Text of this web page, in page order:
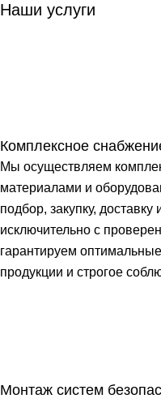
Наши услуги
Комплексное
Мы осуществляем
материалами и
подбор, закупку,
исключительно с
гарантируем
продукции и строгое
Монтаж систем